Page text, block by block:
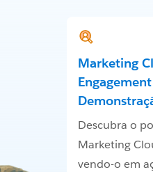
Marketing
Engagement
Descubra o
Marketing
vendo-o em